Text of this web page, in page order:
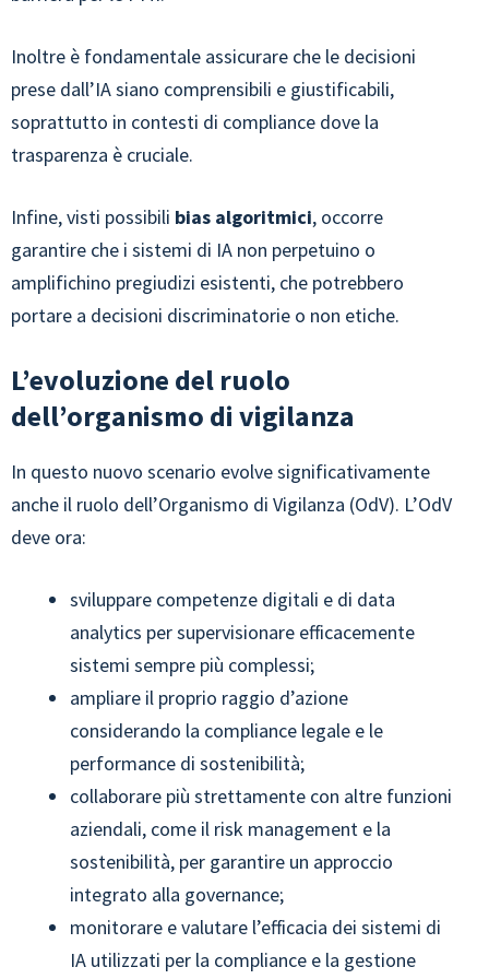
Inoltre è fondamentale assicurare che le decisioni
prese dall’IA siano comprensibili e giustificabili,
soprattutto in contesti di compliance dove la
trasparenza è cruciale.
Infine, visti possibili bias algoritmici, occorre
garantire che i sistemi di IA non perpetuino o
amplifichino pregiudizi esistenti, che potrebbero
portare a decisioni discriminatorie o non etiche.
L’evoluzione del ruolo
dell’organismo di vigilanza
In questo nuovo scenario evolve significativamente
anche il ruolo dell’Organismo di Vigilanza (OdV). L’OdV
deve ora:
sviluppare competenze digitali e di data
analytics per supervisionare efficacemente
sistemi sempre più complessi;
ampliare il proprio raggio d’azione
considerando la compliance legale e le
performance di sostenibilità;
collaborare più strettamente con altre funzioni
aziendali, come il risk management e la
sostenibilità, per garantire un approccio
integrato alla governance;
monitorare e valutare l’efficacia dei sistemi di
IA utilizzati per la compliance e la gestione